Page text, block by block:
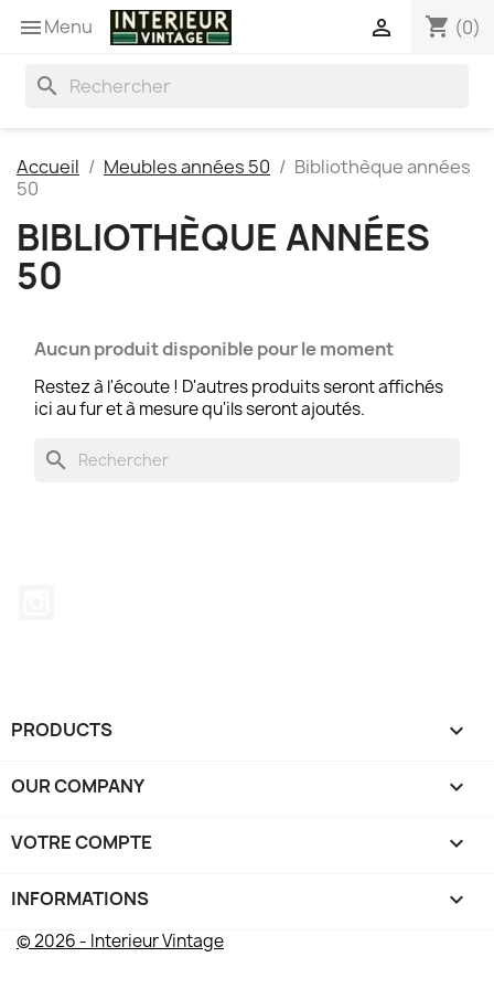
Menu shopping_cart (0)

search
Accueil Meubles années 50
Bibliothèque années
50
BIBLIOTHÈQUE ANNÉES
50
Aucun produit disponible pour le moment
Restez à l'écoute ! D'autres produits seront affichés
ici au fur et à mesure qu'ils seront ajoutés.
search
PRODUCTS 
OUR COMPANY 
VOTRE COMPTE 
INFORMATIONS keyboard_arrow_down
© 2026 - Interieur Vintage